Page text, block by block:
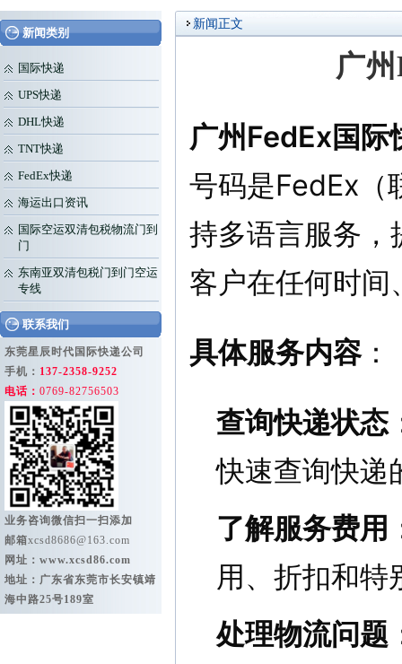
新闻类别
国际快递
UPS快递
DHL快递
TNT快递
FedEx快递
海运出口资讯
国际空运双清包税物流门到
门
东南亚双清包税门到门空运
专线
联系我们
东莞星辰时代国际快递公司
手机： 137-2358-9252
电话： 0769-82756503
业务咨询微信扫一扫添加
邮箱xcsd8686@163.com
网址： www.xcsd86.com
地址：广东省东莞市长安镇靖
海中路25号189室
新闻正文
广
广州FedEx国
号码是FedEx（
持多语言服务
客户在任何时
具体服务内容：
查询快递状态
快速查询快递
了解服务费用
用、折扣和特
处理物流问题